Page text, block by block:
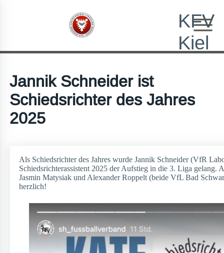
KFV
Kiel
Jannik Schneider ist
Schiedsrichter des Jahres
2025
Als Schiedsrichter des Jahres wurde Jannik Schneider (VfR
Schiedsrichterassistent 2025 der Aufstieg in die 3. Liga gelang.
Jasmin Matysiak und Alexander Roppelt (beide VfL Bad
herzlich!